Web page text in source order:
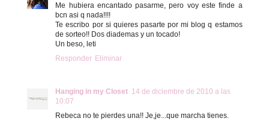
Me hubiera encantado pasarme, pero voy este finde a
bcn asi q nada!!!!
Te escribo por si quieres pasarte por mi blog q estamos
de sorteo!! Dos diademas y un tocado!
Un beso, leti
Responder Eliminar
Hanging in my Closet 14 de diciembre de 2010 a las
10:07
Rebeca no te pierdes una!! Je,je...que marcha tienes.